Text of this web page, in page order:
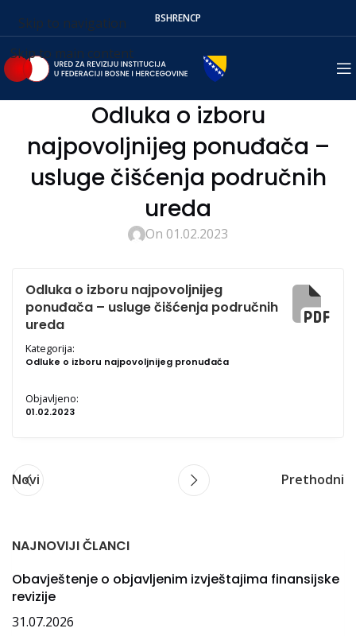
Skip to navigation
Skip to main content
BSHRENСР
Odluka o izboru
najpovoljnijeg ponuđača –
usluge čišćenja područnih
ureda
On 01.02.2023
Odluka o izboru najpovoljnijeg
ponuđača – usluge čišćenja područnih
ureda
Kategorija:
Odluke o izboru najpovoljnijeg pronuđača
Objavljeno:
01.02.2023
Novi Prethodni
NAJNOVIJI ČLANCI
Obavještenje o objavljenim izvještajima finansijske
revizije
31.07.2026